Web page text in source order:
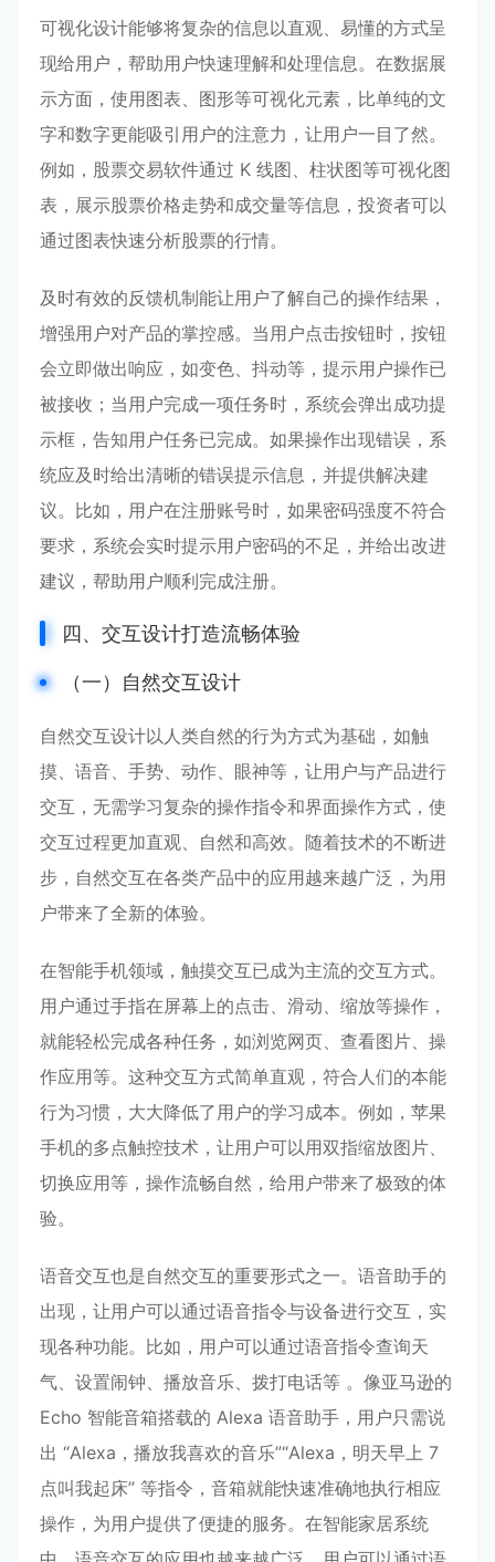
可视化设计能够将复杂的信息以直观、易懂的方式呈
现给用户，帮助用户快速理解和处理信息。在数据展
示方面，使用图表、图形等可视化元素，比单纯的文
字和数字更能吸引用户的注意力，让用户一目了然。
例如，股票交易软件通过 K 线图、柱状图等可视化图
表，展示股票价格走势和成交量等信息，投资者可以
通过图表快速分析股票的行情。
及时有效的反馈机制能让用户了解自己的操作结果，
增强用户对产品的掌控感。当用户点击按钮时，按钮
会立即做出响应，如变色、抖动等，提示用户操作已
被接收；当用户完成一项任务时，系统会弹出成功提
示框，告知用户任务已完成。如果操作出现错误，系
统应及时给出清晰的错误提示信息，并提供解决建
议。比如，用户在注册账号时，如果密码强度不符合
要求，系统会实时提示用户密码的不足，并给出改进
建议，帮助用户顺利完成注册。
四、交互设计打造流畅体验
（一）自然交互设计
自然交互设计以人类自然的行为方式为基础，如触
摸、语音、手势、动作、眼神等，让用户与产品进行
交互，无需学习复杂的操作指令和界面操作方式，使
交互过程更加直观、自然和高效。随着技术的不断进
步，自然交互在各类产品中的应用越来越广泛，为用
户带来了全新的体验。
在智能手机领域，触摸交互已成为主流的交互方式。
用户通过手指在屏幕上的点击、滑动、缩放等操作，
就能轻松完成各种任务，如浏览网页、查看图片、操
作应用等。这种交互方式简单直观，符合人们的本能
行为习惯，大大降低了用户的学习成本。例如，苹果
手机的多点触控技术，让用户可以用双指缩放图片、
切换应用等，操作流畅自然，给用户带来了极致的体
验。
语音交互也是自然交互的重要形式之一。语音助手的
出现，让用户可以通过语音指令与设备进行交互，实
现各种功能。比如，用户可以通过语音指令查询天
气、设置闹钟、播放音乐、拨打电话等 。像亚马逊的
Echo 智能音箱搭载的 Alexa 语音助手，用户只需说
出 “Alexa，播放我喜欢的音乐”“Alexa，明天早上 7
点叫我起床” 等指令，音箱就能快速准确地执行相应
操作，为用户提供了便捷的服务。在智能家居系统